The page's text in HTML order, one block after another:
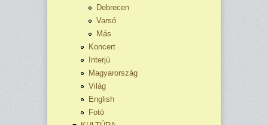
Debrecen
Varsó
Más
Koncert
Interjú
Magyarország
Világ
English
Fotó